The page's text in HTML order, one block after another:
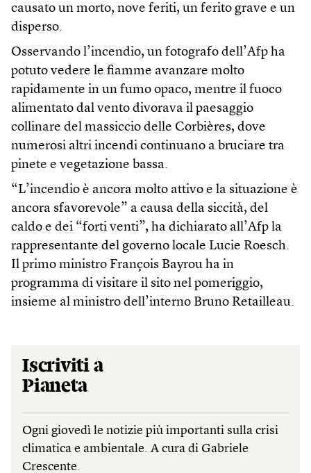
causato un morto, nove feriti, un ferito grave e un
disperso.
Osservando l’incendio, un fotografo dell’Afp ha
potuto vedere le fiamme avanzare molto
rapidamente in un fumo opaco, mentre il fuoco
alimentato dal vento divorava il paesaggio
collinare del massiccio delle Corbières, dove
numerosi altri incendi continuano a bruciare tra
pinete e vegetazione bassa.
“L’incendio è ancora molto attivo e la situazione è
ancora sfavorevole” a causa della siccità, del
caldo e dei “forti venti”, ha dichiarato all’Afp la
rappresentante del governo locale Lucie Roesch.
Il primo ministro François Bayrou ha in
programma di visitare il sito nel pomeriggio,
insieme al ministro dell’interno Bruno Retailleau.
Iscriviti a
Pianeta
Ogni giovedì le notizie più importanti sulla crisi
climatica e ambientale. A cura di Gabriele
Crescente.